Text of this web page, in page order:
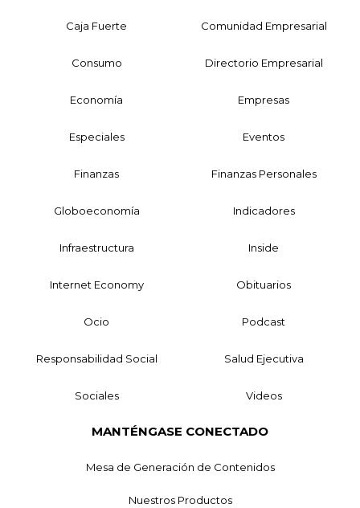
Caja Fuerte Comunidad Empresarial
Consumo Directorio Empresarial
Economía Empresas
Especiales Eventos
Finanzas Finanzas Personales
Globoeconomía Indicadores
Infraestructura Inside
Internet Economy Obituarios
Ocio Podcast
Responsabilidad Social Salud Ejecutiva
Sociales Videos
MANTÉNGASE CONECTADO
Mesa de Generación de Contenidos
Nuestros Productos